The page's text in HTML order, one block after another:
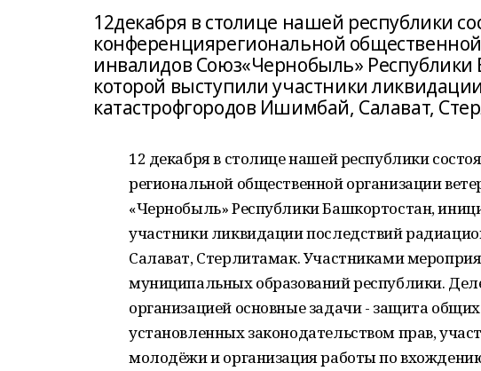
12декабря в столице нашей республики
конференциярегиональной
инвалидов Союз«Чернобыль»
которой выступили участники
катастрофгородов Ишимбай, Салават,
12 декабря в столице нашей республики
региональной общественной организации
«Чернобыль» Республики Башкортостан,
участники ликвидации последствий
Салават, Стерлитамак. Участниками
муниципальных образований республики.
организацией основные задачи - защита
установленных законодательством прав,
молодёжи и организация работы по